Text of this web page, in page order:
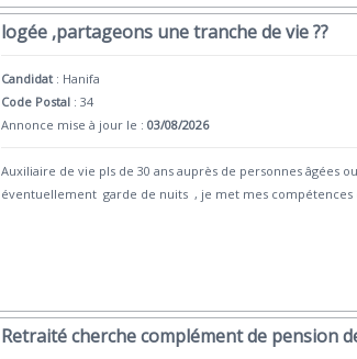
logée ,partageons une tranche de vie ??
Candidat : Hanifa
Code Postal : 34
Annonce mise à jour le :03/08/2026
Auxiliaire de vie pls de 30 ans auprès de personnes âgées
éventuellement garde de nuits , je met mes compétences
Retraité cherche complément de pension